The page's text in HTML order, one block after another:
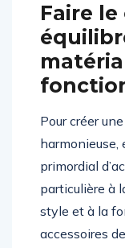
Faire
Pour créer
primordial
particulière à
style et à la
accessoires